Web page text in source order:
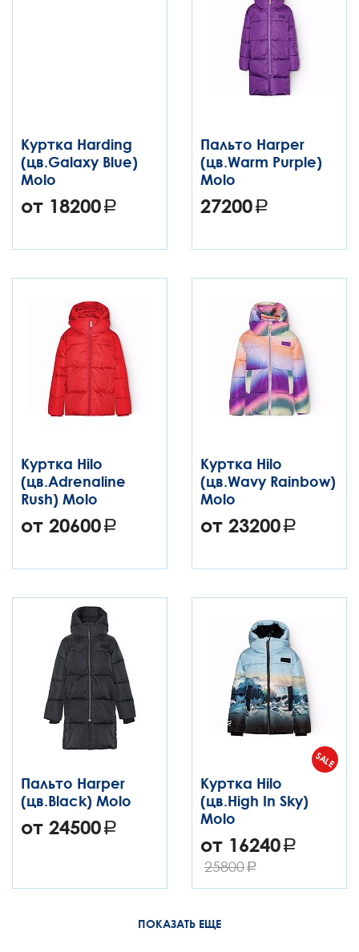
Куртка Harding
(цв.Galaxy Blue)
Molo
от 18200
Пальто Harper
(цв.Warm Purple)
Molo
27200
Куртка Hilo
(цв.Adrenaline
Rush) Molo
от 20600
Куртка Hilo
(цв.Wavy Rainbow)
Molo
от 23200
Пальто Harper
(цв.Black) Molo
от 24500
SALE
Куртка Hilo
(цв.High In Sky)
Molo
от 16240
25800
ПОКАЗАТЬ ЕЩЕ